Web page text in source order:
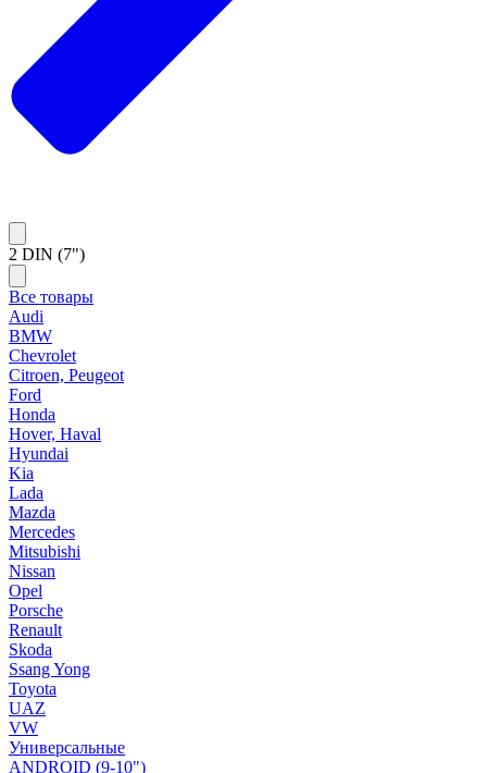
2 DIN (7")
Все товары
Audi
BMW
Chevrolet
Citroen, Peugeot
Ford
Honda
Hover, Haval
Hyundai
Kia
Lada
Mazda
Mercedes
Mitsubishi
Nissan
Opel
Porsche
Renault
Skoda
Ssang Yong
Toyota
UAZ
VW
Универсальные
ANDROID (9-10")